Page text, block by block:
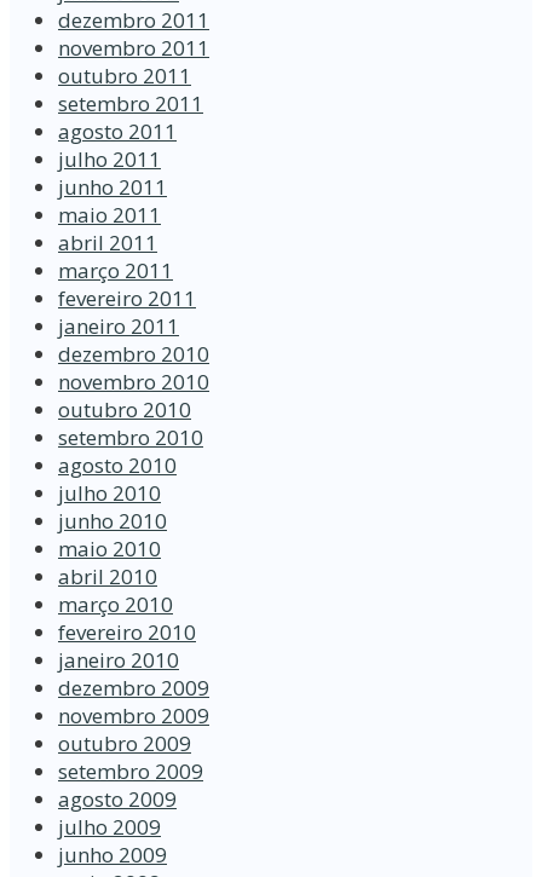
dezembro 2011
novembro 2011
outubro 2011
setembro 2011
agosto 2011
julho 2011
junho 2011
maio 2011
abril 2011
março 2011
fevereiro 2011
janeiro 2011
dezembro 2010
novembro 2010
outubro 2010
setembro 2010
agosto 2010
julho 2010
junho 2010
maio 2010
abril 2010
março 2010
fevereiro 2010
janeiro 2010
dezembro 2009
novembro 2009
outubro 2009
setembro 2009
agosto 2009
julho 2009
junho 2009